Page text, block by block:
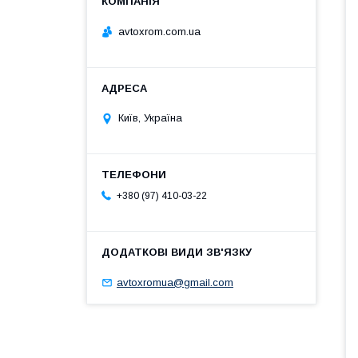
avtoxrom.com.ua
Київ, Україна
+380 (97) 410-03-22
avtoxromua@gmail.com